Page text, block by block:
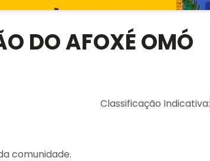
DO AFOXÉ OMÓ
Classificação Indicativa:
comunidade.